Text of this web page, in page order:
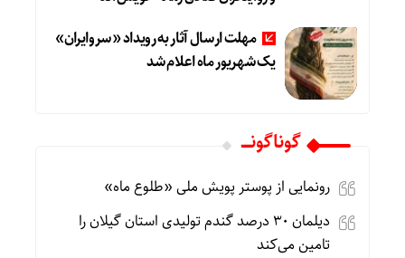
مهلت ارسال آثار به رویداد «سروایران»
یک شهریور ماه اعلام شد
گوناگونـــــ
رونمایی از پوستر پویش ملی «طلوع ماه»
دیلمان ۳۰ درصد گندم تولیدی استان گیلان را
تامین می‌کند